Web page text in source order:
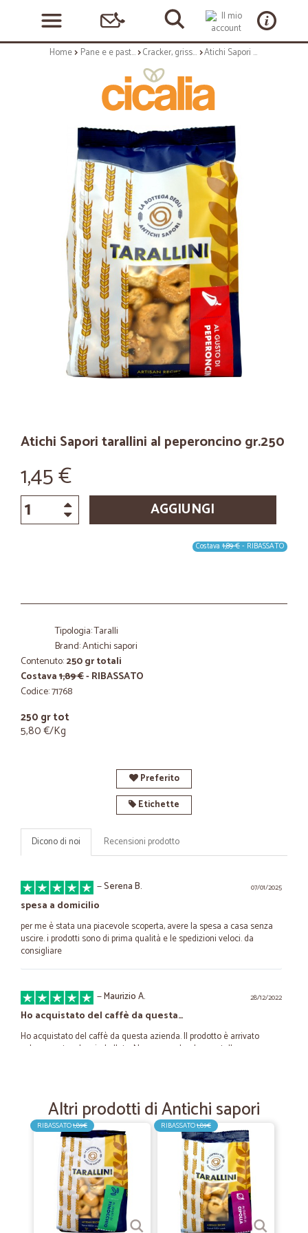
Home Pane e e pasticceria Cracker, grissini e vari Atichi Sapori tarallini al peperoncino gr.250
Atichi Sapori tarallini al peperoncino gr.250
1,45 €
AGGIUNGI
Costava 1,89 €- RIBASSATO
Tipologia: Taralli
Brand: Antichi sapori
Contenuto:250 gr totali
Costava1,89 €- RIBASSATO
Codice: 71768
250 gr tot
5,80 €/Kg
Preferito
Etichette
Dicono di noi Recensioni prodotto
07/01/2025
—Serena B.
spesa a domicilio
per me è stata una piacevole scoperta, avere la spesa a casa senza
uscire. i prodotti sono di prima qualità e le spedizioni veloci. da
consigliare
28/12/2022
—Maurizio A.
Ho acquistato del caffè da questa…
Ho acquistato del caffè da questa azienda. Il prodotto è arrivato
velocemente e ben imballato. Non posso che dare 5 stelle.
Aspettative soddisfatte
Arrivato tutto freschissimo, nei tempi previsti. La qualità davvero
—Alessandro B.
Ottimo servizio..
Altri prodotti di Antichi sapori
RIBASSATO1,89€ RIBASSATO1,89€